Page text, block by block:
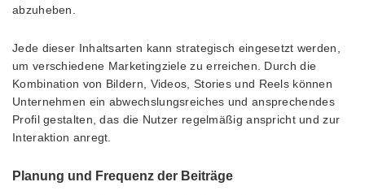
abzuheben.
Jede dieser Inhaltsarten kann strategisch eingesetzt werden,
um verschiedene Marketingziele zu erreichen. Durch die
Kombination von Bildern, Videos, Stories und Reels können
Unternehmen ein abwechslungsreiches und ansprechendes
Profil gestalten, das die Nutzer regelmäßig anspricht und zur
Interaktion anregt.
Planung und Frequenz der Beiträge